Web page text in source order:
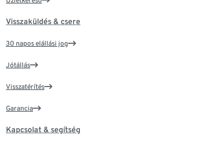
Visszaküldés & csere
30 napos elállási jog
Jótállás
Visszatérítés
Garancia
Kapcsolat & segítség